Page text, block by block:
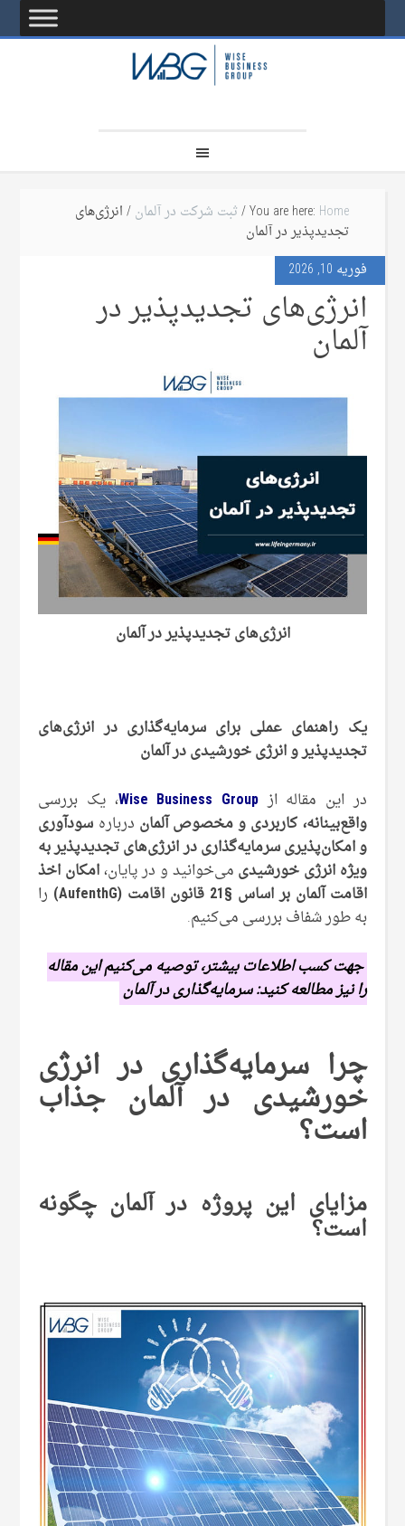
You are here: Home
/ثبت شرکت در آلمان/ انرژی‌های
تجدیدپذیر در آلمان
فوریه 10, 2026
انرژی‌های تجدیدپذیر در
آلمان
انرژی‌های تجدیدپذیر در آلمان
یک راهنمای عملی برای سرمایه‌گذاری در انرژی‌های
تجدیدپذیر و انرژی خورشیدی در آلمان
در این مقاله از Wise Business Group، یک بررسی
واقع‌بینانه، کاربردی و مخصوص آلمان درباره سودآوری
و امکان‌پذیری سرمایه‌گذاری در انرژی‌های تجدیدپذیر به
‌ویژه انرژی خورشیدی می‌خوانید و در پایان،امکان اخذ
اقامت آلمان بر اساس §21 قانون اقامت (AufenthG)
را
به‌ طور شفاف بررسی می‌کنیم.
جهت کسب اطلاعات بیشتر، توصیه می‌کنیم این مقاله
را نیز مطالعه کنید: سرمایه‌گذاری در آلمان
چرا سرمایه‌گذاری در انرژی
خورشیدی در آلمان جذاب
است؟
مزایای این پروژه در آلمان چگونه
است؟